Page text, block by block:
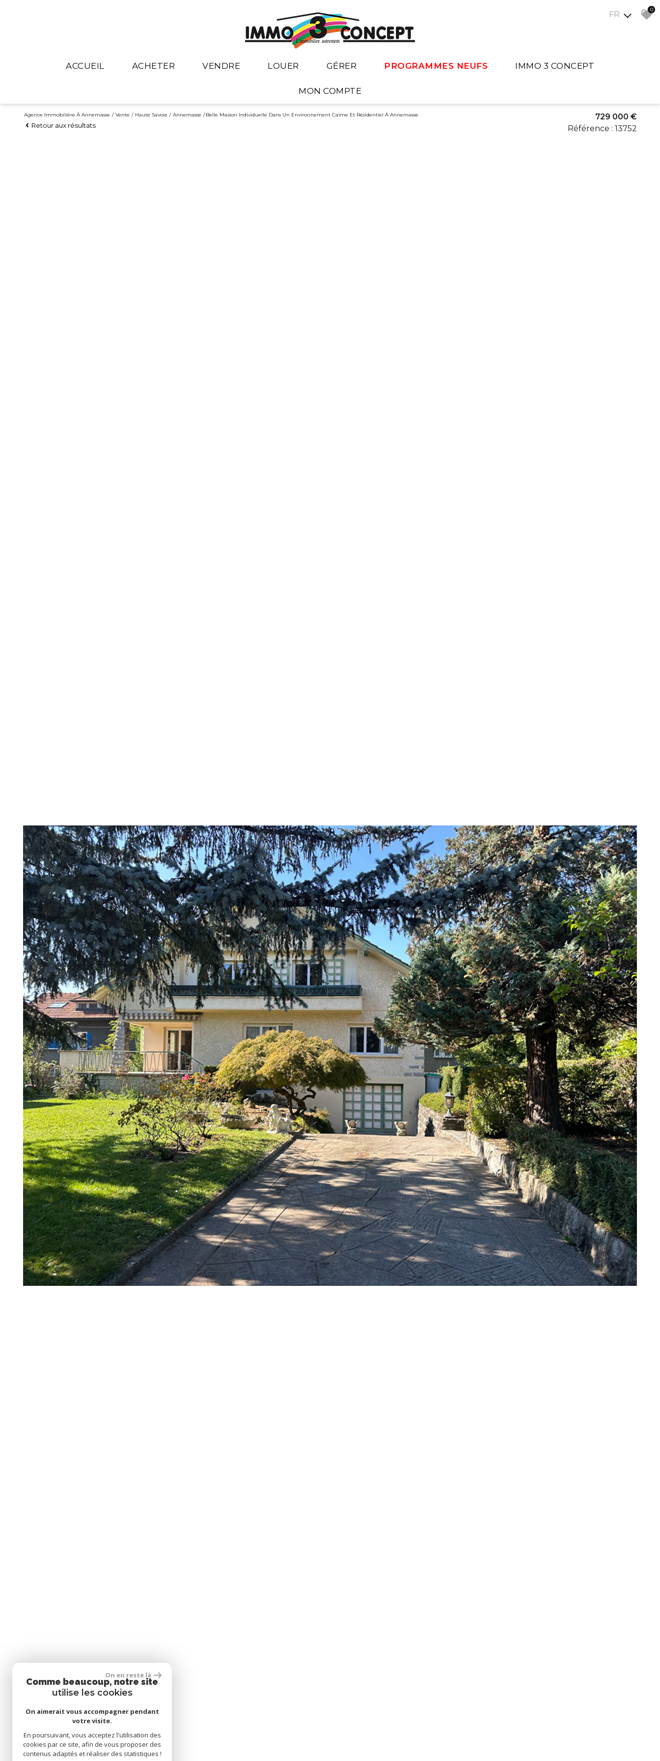
FR
0
ACCUEIL ACHETER
Neuf
VENDRE
Nos dernières ventes
LOUER
Nos biens à louer
Nos biens loués
GÉRER PROGRAMMES NEUFS IMMO 3 CONCEPT
MON COMPTE
Espace vendeur
Agence Immobilière À Annemasse Vente Haute Savoie Annemasse Belle Maison Individuelle Dans Un Environnement Calme Et Résidentiel À Annemasse
Retour aux résultats
729 000 €
Référence : 13752
On en reste là
Comme beaucoup, notre site
utilise les cookies
On aimerait vous accompagner pendant
votre visite.
En poursuivant, vous acceptez l'utilisation des
cookies par ce site, afin de vous proposer des
contenus adaptés et réaliser des statistiques !